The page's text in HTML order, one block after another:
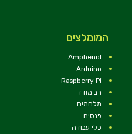
המומלצים
Amphenol
Arduino
Raspberry Pi
רב מודד
מלחמים
פנסים
כלי עבודה